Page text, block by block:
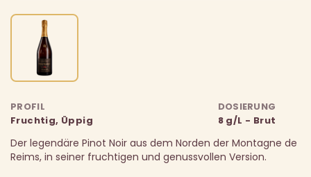
PROFIL
Fruchtig, Üppig
DOSIERUNG
8 g/L - Brut
Der legendäre Pinot Noir aus dem Norden der Montagne de
Reims, in seiner fruchtigen und genussvollen Version.